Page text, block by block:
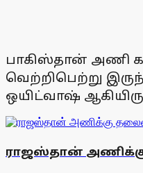
பாகிஸ்தான் அணி
வெற்றிபெற்று
ஒயிட்வாஷ்
ராஜஸ்தான் அணிக்கு